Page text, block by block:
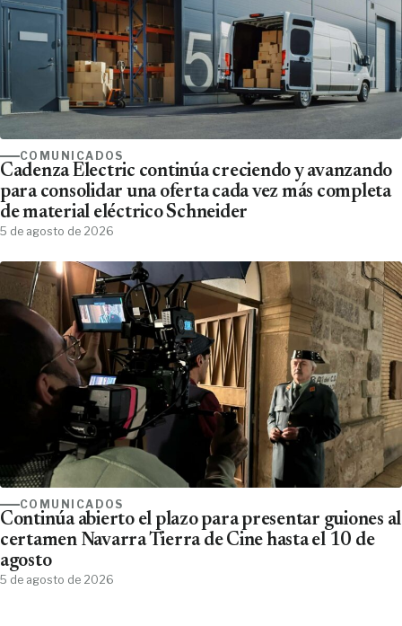
COMUNICADOS
Cadenza Electric continúa creciendo y avanzando
para consolidar una oferta cada vez más completa
de material eléctrico Schneider
5 de agosto de 2026
COMUNICADOS
Continúa abierto el plazo para presentar guiones al
certamen Navarra Tierra de Cine hasta el 10 de
agosto
5 de agosto de 2026